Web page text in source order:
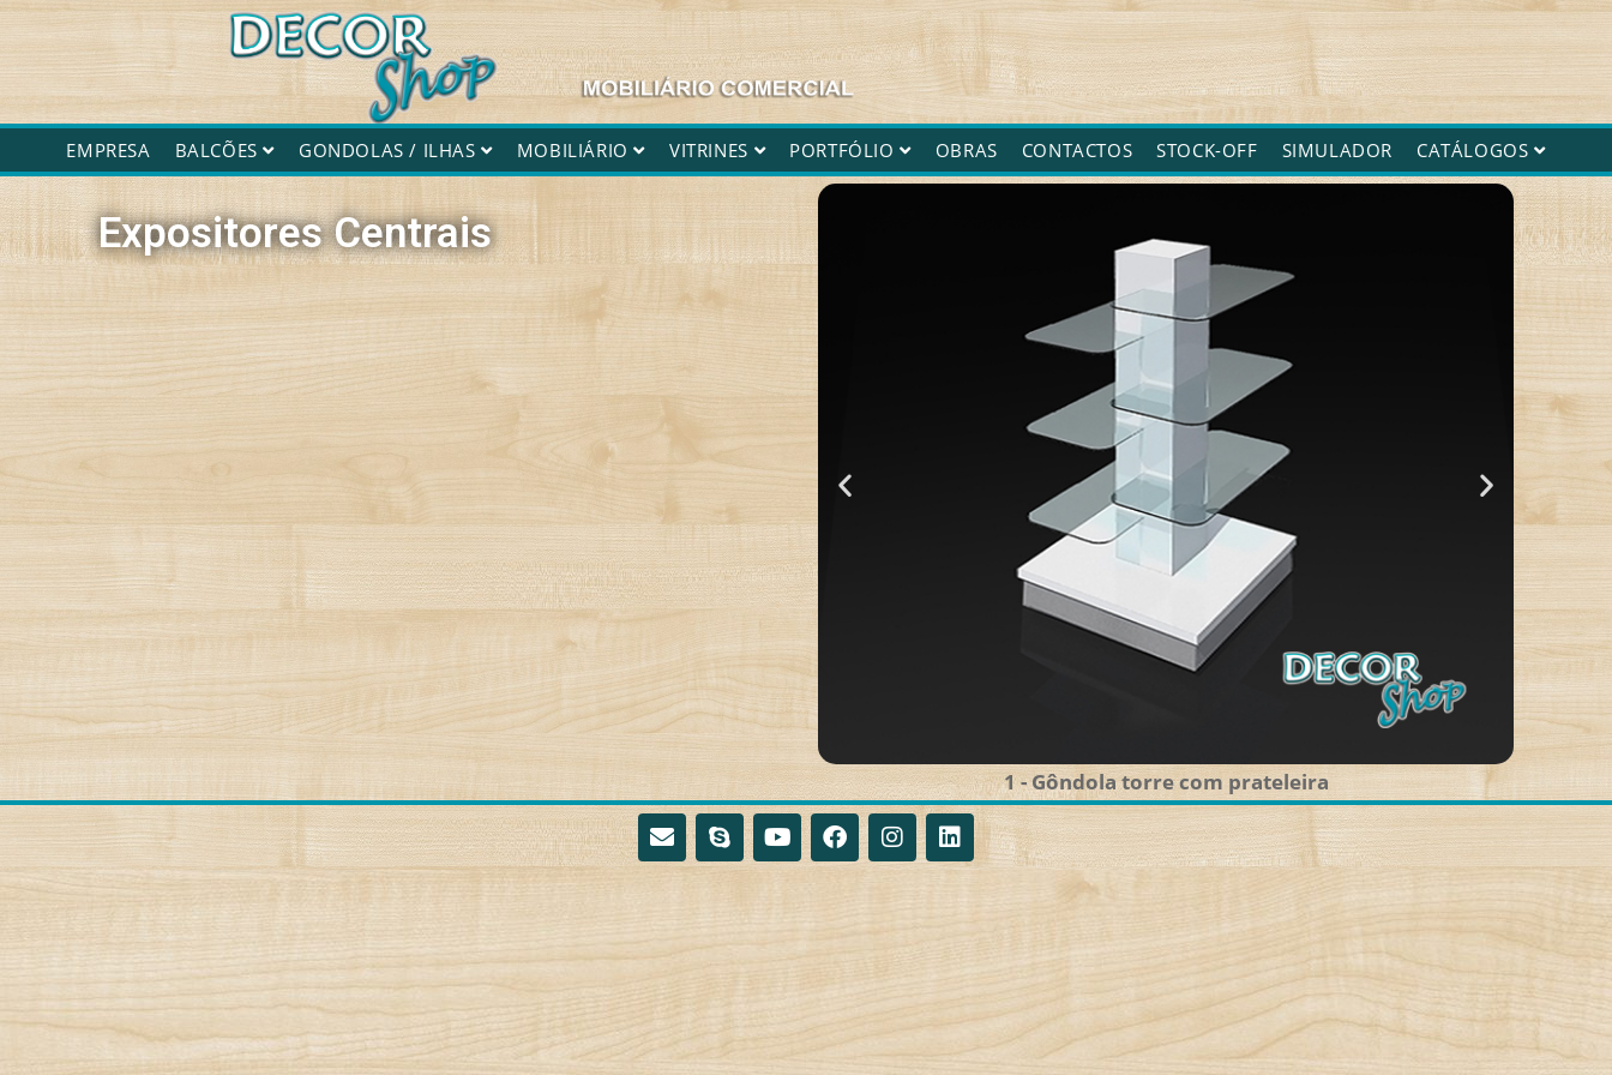
EMPRESA BALCÕES GONDOLAS / ILHAS MOBILIÁRIO VITRINES PORTFÓLIO OBRAS CONTACTOS STOCK-OFF SIMULADOR CATÁLOGOS
Expositores Centrais
1 - Gôndola torre com prateleira